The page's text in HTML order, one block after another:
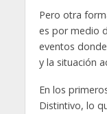
Pero otra
es por medio
eventos
y la situación
En los
Distintivo, lo